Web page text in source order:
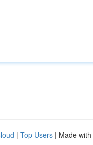
| Top Users | Made with